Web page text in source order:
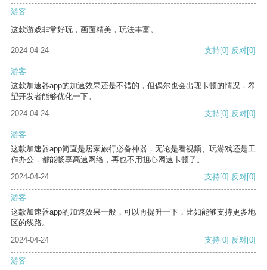
游客
这款游戏非常好玩，画面精美，玩法丰富。
2024-04-24 支持[0] 反对[0]
游客
这款加速器app的加速效果还是不错的，但偶尔也会出现卡顿的情况，希
望开发者能够优化一下。
2024-04-24
支持[0] 反对[0]
游客
这款加速器app简直是居家旅行必备神器，无论是看视频、玩游戏还是工
作办公，都能畅享高速网络，再也不用担心网速卡顿了。
2024-04-24
支持[0] 反对[0]
游客
这款加速器app的加速效果一般，可以再提升一下，比如能够支持更多地
区的线路。
2024-04-24
支持[0] 反对[0]
游客